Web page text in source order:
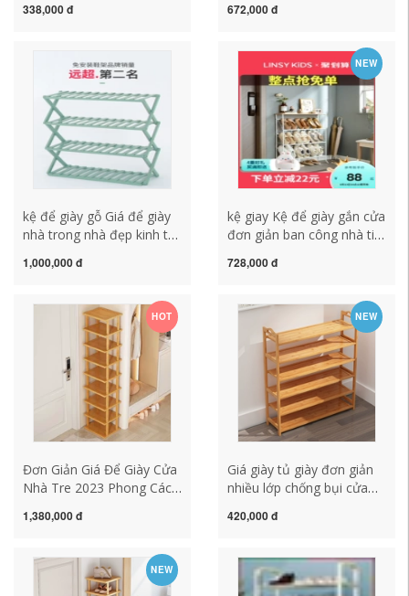
nhà tủ giày có thể gập lại
giày dép inox 5 tầng kệ
giày dép inox
338,000 đ
nhỏ kệ ký túc xá LS232 kệ
giay dep
672,000 đ
kệ để giày gỗ Giá để giày
nhà trong nhà đẹp kinh tế
xá đặt cửa tủ giày tre có
kệ để giày dép có nắp đậy
1,000,000 đ
NEW
kệ giay Kệ để giày gắn cửa
đơn giản ban công nhà tiết
cánh cửa kệ để dép LS707
giày inox kệ giày dép gỗ
728,000 đ
HOT
Đơn Giản Giá Để Giày Cửa
Nhà Tre 2023 Phong Cách
Vật Giá Tiết Kiệm Không
kệ tủ giày ke giay
1,380,000 đ
NEW
Giá giày tủ giày đơn giản
nhiều lớp chống bụi cửa
kiệm kệ ký túc xá giá để
giầy thông minh
420,000 đ
NEW